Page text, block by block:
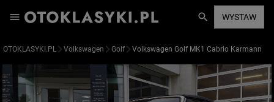
WYSTAW
OTOKLASYKI.PL Volkswagen Golf Volkswagen Golf MK1 Cabrio Karmann